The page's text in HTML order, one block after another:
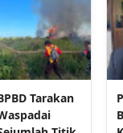
Tarakan